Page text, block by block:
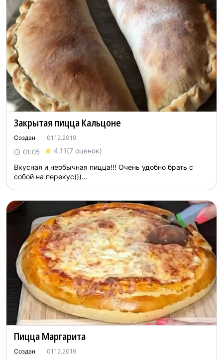
Закрытая пицца Кальцоне
Создан 01.12.2019
01:05 4.11(7 оценок)
Вкусная и необычная пицца!!! Очень удобно брать с
собой на перекус)))...
Пицца Маргарита
Создан 01.12.2019